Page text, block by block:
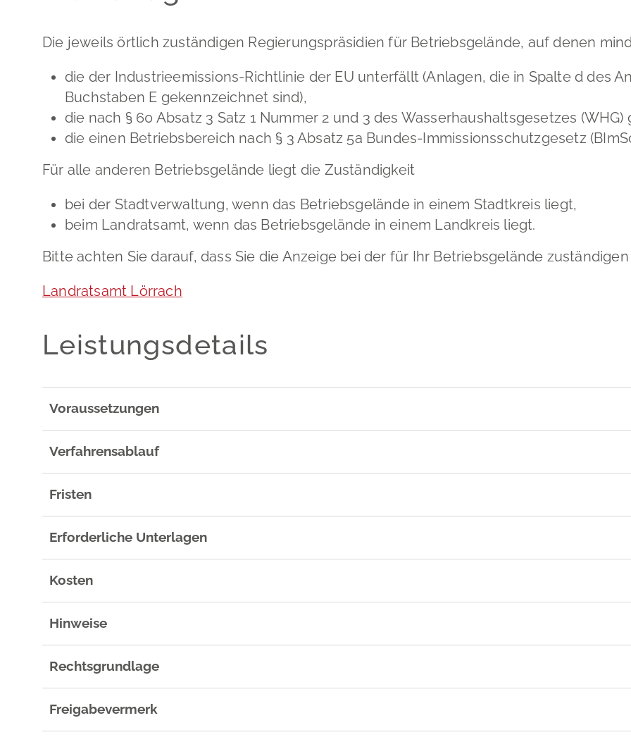
Die jeweils örtlich zuständigen Regierungspräsidien für Betriebsgelände, auf denen
die der Industrieemissions-Richtlinie der EU unterfällt (Anlagen, die in Spalte d des
Buchstaben E gekennzeichnet sind),
die nach § 60 Absatz 3 Satz 1 Nummer 2 und 3 des Wasserhaushaltsgesetzes
die einen Betriebsbereich nach § 3 Absatz 5a Bundes-Immissionsschutzgesetz
Für alle anderen Betriebsgelände liegt die Zuständigkeit
bei der Stadtverwaltung, wenn das Betriebsgelände in einem Stadtkreis liegt,
beim Landratsamt, wenn das Betriebsgelände in einem Landkreis liegt.
Bitte achten Sie darauf, dass Sie die Anzeige bei der für Ihr Betriebsgelände zuständigen
Landratsamt Lörrach
Leistungsdetails
Voraussetzungen
Verfahrensablauf
Fristen
Erforderliche Unterlagen
Kosten
Hinweise
Rechtsgrundlage
Freigabevermerk